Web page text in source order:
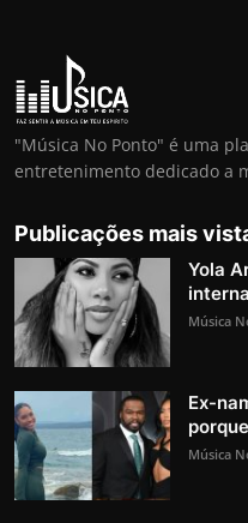
"Música No Ponto" é uma
entretenimento dedicado a
Publicações mais
Yola
Música
Ex-
Música